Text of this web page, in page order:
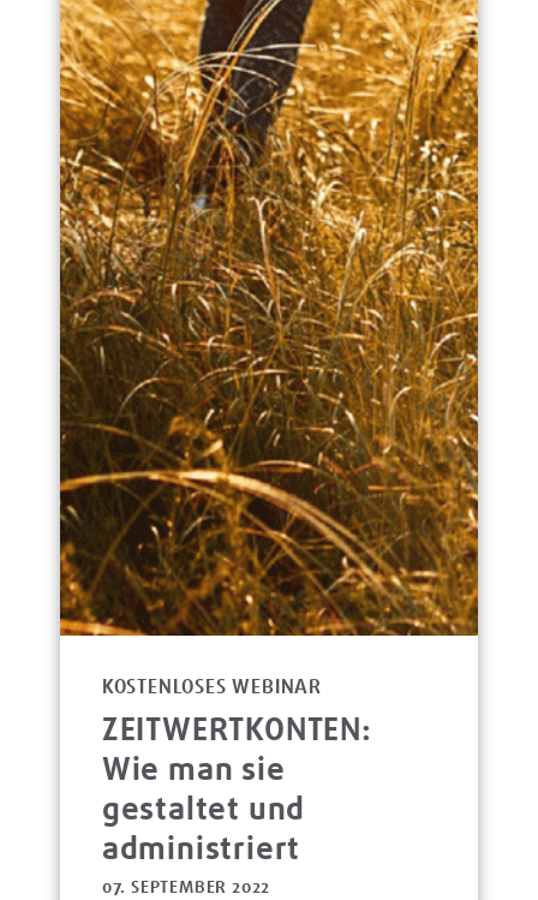
KOSTENLOSES WEBINAR
ZEITWERTKONTEN:
Wie man sie
gestaltet und
administriert
07. SEPTEMBER 2022